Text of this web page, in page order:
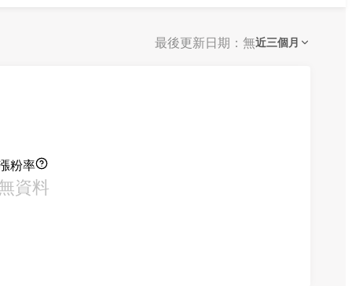
最後更新日期：無近三個月
粉率
資料